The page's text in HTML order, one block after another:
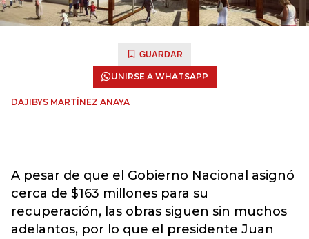
GUARDAR
UNIRSE A WHATSAPP
DAJIBYS MARTÍNEZ ANAYA
A pesar de que el Gobierno Nacional asignó
cerca de $163 millones para su
recuperación, las obras siguen sin muchos
adelantos, por lo que el presidente Juan